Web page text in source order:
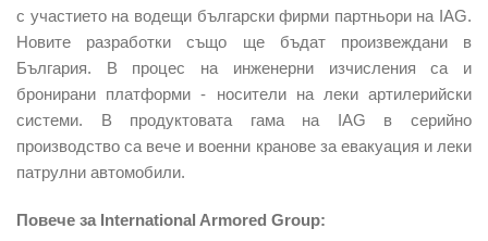
с участието на водещи български фирми партньори на IAG.
Новите разработки също
ще бъдат произвеждани в
България. В процес на инженерни изчисления са и
бронирани платформи - носители на леки артилерийски
системи. В продуктовата гама на IAG в серийно
производство са вече и военни кранове за евакуация и леки
патрулни автомобили.
Повече за International Armored Group: